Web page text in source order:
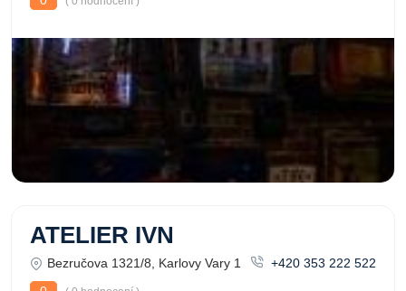
ATELIER IVN
Bezručova 1321/8, Karlovy Vary 1
+420 353 222 522